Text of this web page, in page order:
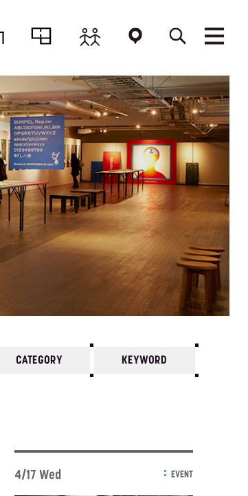
4 3 2 2011/
CATEGORY KEYWORD
4/17 Wed EVENT